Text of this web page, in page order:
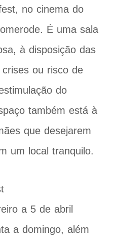
no cinema do
É uma sala
à disposição das
ou risco de
do
também está à
que desejarem
um local tranquilo.
a 5 de abril
a domingo, além